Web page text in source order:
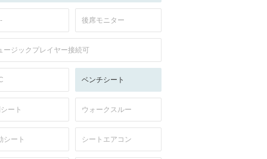
後席モニター
ージックプレイヤー接続可
ベンチシート
ート ウォークスルー
シート シートエアコン